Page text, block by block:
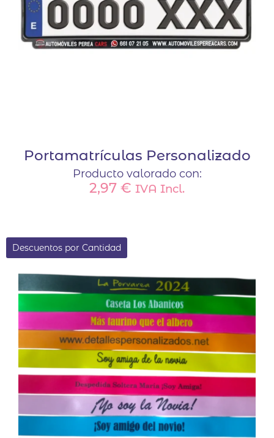
Portamatrículas Personalizado
Producto valorado con:
2,97 € IVA Incl.
Descuentos por Cantidad